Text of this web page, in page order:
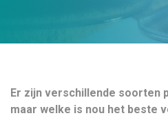
Er zijn verschillende soorten
maar welke is nou het beste